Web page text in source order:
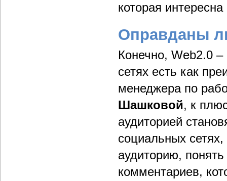
которая
Оправданы
Конечно, Web2.0
сетях есть как
менеджера по
Шашковой, к
аудиторией
социальных
аудиторию,
комментариев,